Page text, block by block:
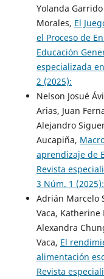
Yolanda
Morales, El
el Proceso de
Educación
especializada
2 (2025):
Nelson Josué
Arias, Juan
Alejandro
Aucapiña,
aprendizaje de
Revista
3 Núm. 1 (2025):
Adrián Marcelo
Vaca, Katherine
Alexandra
Vaca, El
alimentación
Revista